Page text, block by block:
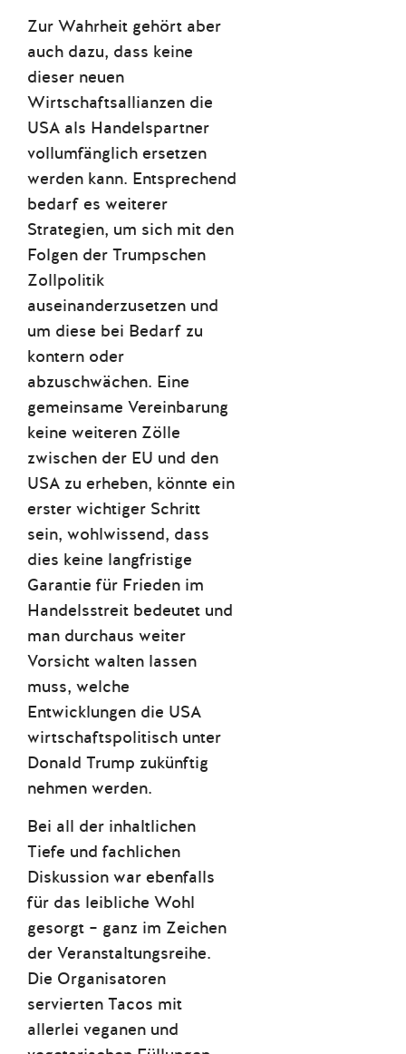
Zur Wahrheit gehört aber
auch dazu, dass keine
dieser neuen
Wirtschaftsallianzen die
USA als Handelspartner
vollumfänglich ersetzen
werden kann. Entsprechend
bedarf es weiterer
Strategien, um sich mit den
Folgen der Trumpschen
Zollpolitik
auseinanderzusetzen und
um diese bei Bedarf zu
kontern oder
abzuschwächen. Eine
gemeinsame Vereinbarung
keine weiteren Zölle
zwischen der EU und den
USA zu erheben, könnte ein
erster wichtiger Schritt
sein, wohlwissend, dass
dies keine langfristige
Garantie für Frieden im
Handelsstreit bedeutet und
man durchaus weiter
Vorsicht walten lassen
muss, welche
Entwicklungen die USA
wirtschaftspolitisch unter
Donald Trump zukünftig
nehmen werden.
Bei all der inhaltlichen
Tiefe und fachlichen
Diskussion war ebenfalls
für das leibliche Wohl
gesorgt – ganz im Zeichen
der Veranstaltungsreihe.
Die Organisatoren
servierten Tacos mit
allerlei veganen und